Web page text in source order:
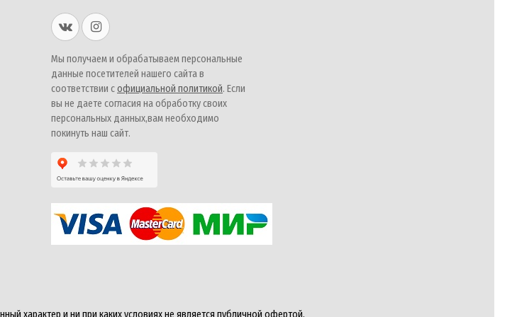
Мы получаем и обрабатываем персональные
данные посетителей нашего сайта в
соответствии софициальной политикой. Если
вы не даете согласия на обработку своих
персональных данных,вам необходимо
покинуть наш сайт.
характер и ни при каких условиях не является публичной офертой,